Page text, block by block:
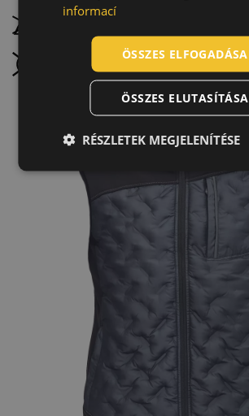
Nem vegytisztítható
informací
ÖSSZES ELFOGADÁSA
ÖSSZES ELUTASÍTÁSA
RÉSZLETEK MEGJELENÍTÉSE